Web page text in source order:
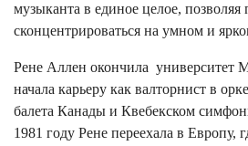
музыканта в единое целое, позволяя
сконцентрироваться на умном и
Рене Аллен окончила университет
начала карьеру как валторнист в
балета Канады и Квебекском
1981 году Рене переехала в Европу,